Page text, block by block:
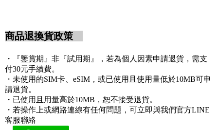
商品退換貨政策
・ 『鑒賞期』非『試用期』， 若為個人因素申請退貨，需支
付30元手續費。
・未使用的SIM卡、eSIM，或已使用且使用量低於10MB可申
請退貨。
・已使用且用量高於10MB，恕不接受退貨。
・若操作上或網路連線有任何問題，可立即與我們官方LINE
客服聯絡